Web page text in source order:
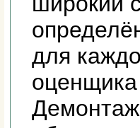
для
Демонтаж